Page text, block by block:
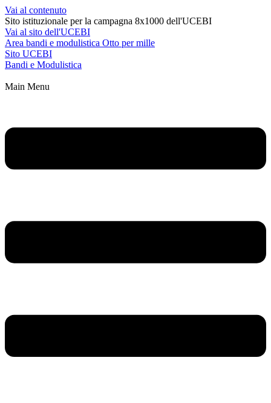
Vai al contenuto
Sito istituzionale per la campagna 8x1000 dell'UCEBI
Vai al sito dell'UCEBI
Area bandi e modulistica Otto per mille
Sito UCEBI
Bandi e Modulistica
Main Menu